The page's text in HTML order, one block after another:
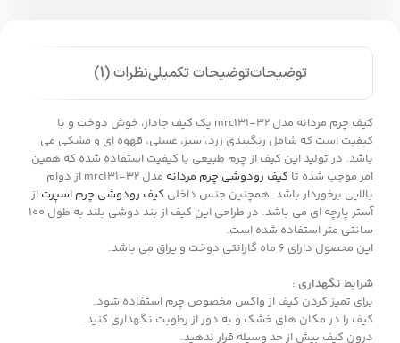
توضیحاتتوضیحات تکمیلینظرات (1)
کیف چرم مردانه مدل mrc131-32 یک کیف جادار، خوش دوخت و با
کیفیت است که شامل رنگبندی زرد، سبز، عسلی، قهوه ای و مشکی می
باشد. در تولید این کیف از چرم طبیعی با کیفیت استفاده شده که همین
امر موجب شده تا کیف رودوشی چرم مردانه
مدل mrc131-32 از دوام
بالایی برخوردار باشد. همچنین جنس داخلی کیف رودوشی چرم اسپرت از
آستر پارچه ای می باشد. در طراحی این کیف از بند دوشی بلند به طول 100
سانتی متر استفاده شده است.
این محصول دارای 6 ماه گارانتی دوخت و یراق می باشد.
شرایط نگهداری :
برای تمیز کردن کیف از واکس مخصوص چرم استفاده شود.
کیف را در مکان های خشک و به دور از رطوبت نگهداری کنید.
درون کیف بیش از حد وسیله قرار ندهید.